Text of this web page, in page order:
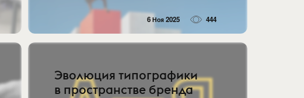
6 Ноя 2025 444
Эволюция типографики
в пространстве бренда